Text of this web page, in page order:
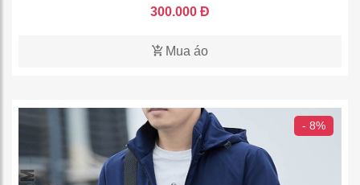
300.000 Đ
Mua áo
- 8%